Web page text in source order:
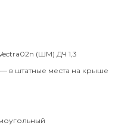
(ШМ) ДЧ 1,3
в штатные места на крыше